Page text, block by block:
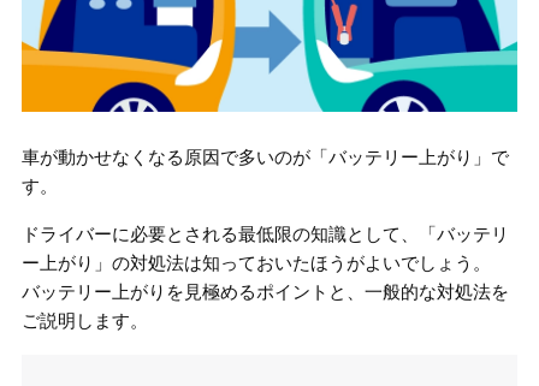
車が動かせなくなる原因で多いのが「バッテリー上がり」で
す。
ドライバーに必要とされる最低限の知識として、「バッテリ
ー上がり」の対処法は知っておいたほうがよいでしょう。
バッテリー上がりを見極めるポイントと、一般的な対処法を
ご説明します。